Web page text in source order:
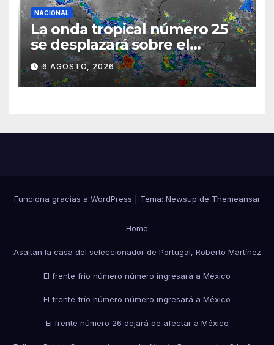
NACIONAL
La onda tropical número 25
se desplazará sobre el
sureste mexicano
6 AGOSTO, 2026
Funciona gracias a WordPress Tema: Newsup de Themeansar
Home
Asaltan la casa del seleccionador de Portugal, Roberto Martínez
El frente frío número número ingresará a México
El frente frío número número ingresará a México
El frente número 26 dejará de afectar a México